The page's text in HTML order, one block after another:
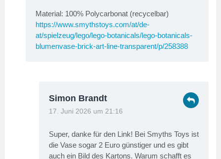
Material: 100% Polycarbonat (recycelbar)
https://www.smythstoys.com/at/de-
at/spielzeug/lego/lego-botanicals/lego-botanicals-
blumenvase-brick-art-line-transparent/p/258388
Simon Brandt
17. Juni 2026 um 21:16
Super, danke für den Link! Bei Smyths Toys ist
die Vase sogar 2 Euro günstiger und es gibt
auch ein Bild des Kartons. Warum schafft es